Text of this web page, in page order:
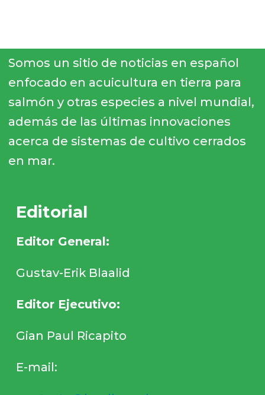
Somos un sitio de noticias en español
enfocado en acuicultura en tierra para
salmón y otras especies a nivel mundial,
además de las últimas innovaciones
acerca de sistemas de cultivo cerrados
en mar.
Editorial
Editor General:
Gustav-Erik Blaalid
Editor Ejecutivo:
Gian Paul Ricapito
E-mail: